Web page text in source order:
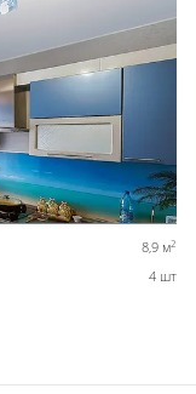
8,9 м2
4 шт